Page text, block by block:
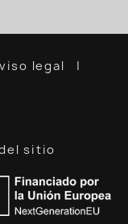
legal
sitio